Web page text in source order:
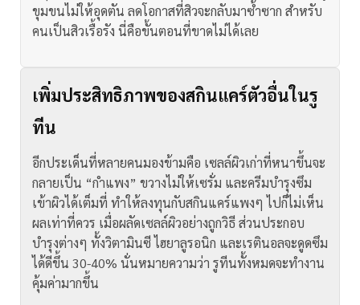
ขุมขนไม่ให้อุดตัน ลดโอกาสที่สิวจะกลับมาซ้ำซาก สำหรับ
คนเป็นสิวเรื้อรัง นี่คือขั้นตอนที่ขาดไม่ได้เลย
เพิ่มประสิทธิภาพของสกินแคร์ตัวอื่นในรู
ทีน
อีกประเด็นที่หลายคนมองข้ามคือ เซลล์ผิวเก่าที่หนาขึ้นจะ
กลายเป็น “กำแพง” ขวางไม่ให้เซรั่ม และครีมบำรุงซึม
เข้าผิวได้เต็มที่ ทำให้ลงทุนกับสกินแคร์แพงๆ ไปก็ไม่เห็น
ผลเท่าที่ควร เมื่อผลัดเซลล์ผิวอย่างถูกวิธี ส่วนประกอบ
บำรุงต่างๆ ทั้งวิตามินซี ไฮยาลูรอนิก และเรตินอลจะดูดซึม
ได้ดีขึ้น 30-40% นั่นหมายความว่า รูทีนทั้งหมดจะทำงาน
คุ้มค่ามากขึ้น